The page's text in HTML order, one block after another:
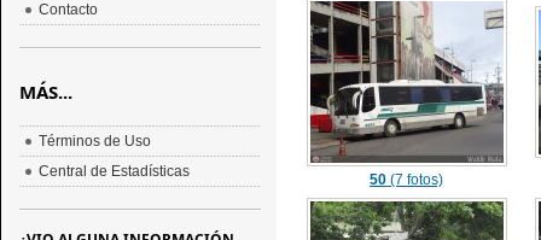
50 (7 fotos)
Contacto
MÁS...
Términos de Uso
Central de Estadísticas